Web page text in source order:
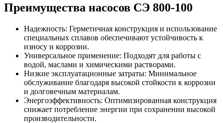
Преимущества насосов СЭ 800-100
Надежность: Герметичная конструкция и использование
специальных сплавов обеспечивают устойчивость к
износу и коррозии.
Универсальное применение: Подходят для работы с
водой, маслами и химическими растворами.
Низкие эксплуатационные затраты: Минимальное
обслуживание благодаря высокой стойкости к коррозии
и долговечным материалам.
Энергоэффективность: Оптимизированная конструкция
снижает потребление энергии при сохранении высокой
производительности.